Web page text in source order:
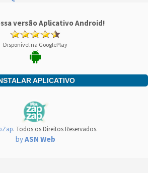
versão Aplicativo Android!
Disponível na GooglePlay
APLICATIVO
. Todos os Direitos Reservados.
byASN Web